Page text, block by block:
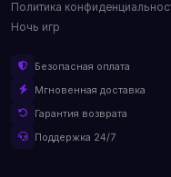
Политика
Ночь игр
Безопасная оплата
Мгновенная доставка
Гарантия возврата
Поддержка 24/7